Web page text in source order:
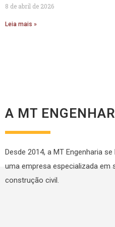
8 de abril de 2026
Leia mais »
A MT
Desde 2014, a MT Engenharia
uma empresa especializada em
construção civil.